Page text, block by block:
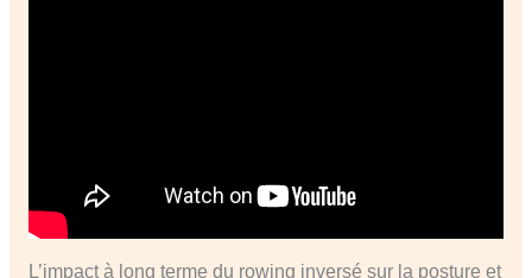
L’impact à long terme du rowing inversé sur la posture et